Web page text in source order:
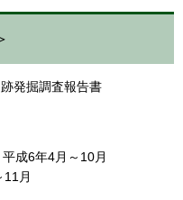
発掘調査報告書
成6年4月～10月
月